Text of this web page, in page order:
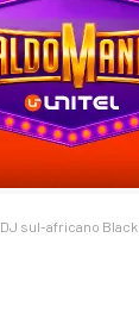
DJ sul-africano